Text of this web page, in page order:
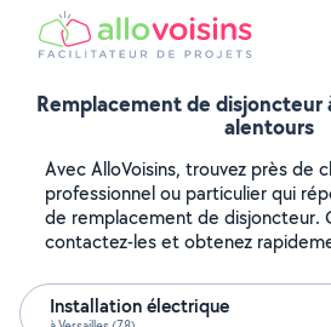
Remplacement de disjoncteur
alentours
Avec AlloVoisins, trouvez près de
professionnel ou particulier qui
de remplacement de disjoncteur.
contactez-les et obtenez
Installation électrique